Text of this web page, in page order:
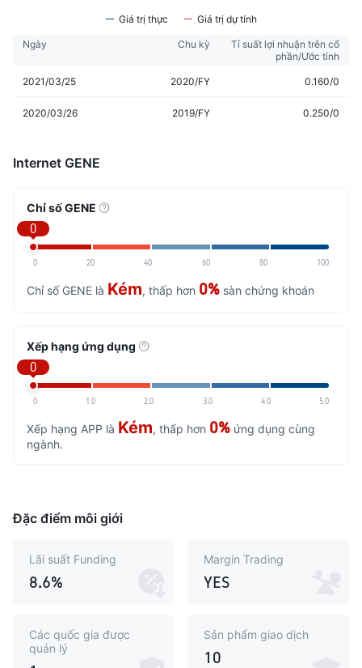
Giá trị thực Giá trị dự tính
Ngày Chu kỳ
Tỉ suất lợi nhuận trên cổ
phần/Ước tính
2021/03/25 2020/FY 0.160/0
2020/03/26 2019/FY 0.250/0
Internet GENE
Chỉ số GENE
0
0 20 40 60 80 100
Chỉ số GENE là Kém, thấp hơn 0% sàn chứng khoán
Xếp hạng ứng dụng
0
0 1.0 2.0 3.0 4.0 5.0
Xếp hạng APP là Kém, thấp hơn 0% ứng dụng cùng
ngành.
Đặc điểm môi giới
Lãi suất Funding
8.6%
Margin Trading
YES
Các quốc gia được
quản lý
Sản phẩm giao dịch
10